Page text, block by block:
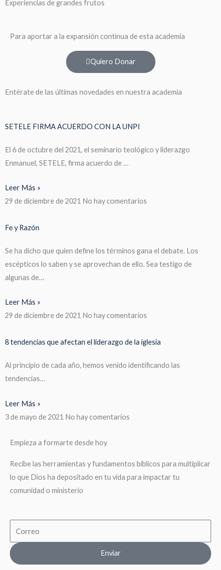
Experiencias de grandes frutos
Para aportar a la expansión continua de esta academia
Quiero Donar
Entérate de las últimas novedades en nuestra academia
SETELE FIRMA ACUERDO CON LA UNPI
El 6 de octubre del 2021, el seminario teológico y liderazgo
Enmanuel, SETELE, firma acuerdo de …
Leer Más »
29 de diciembre de 2021 No hay comentarios
Fe y Razón
Se ha dicho que quien define los términos gana el debate. Los
escépticos lo saben y se aprovechan de ello. Sea testigo de
algunas de…
Leer Más »
29 de diciembre de 2021 No hay comentarios
8 tendencias que afectan el liderazgo de la iglesia
Al principio de cada año, hemos venido identificando las
tendencias…
Leer Más »
3 de mayo de 2021 No hay comentarios
Empieza a formarte desde hoy
Recibe las herramientas y fundamentos biblicos para multiplicar
lo que Dios ha depositado en tu vida para impactar tu
comunidad o ministerio
Enviar